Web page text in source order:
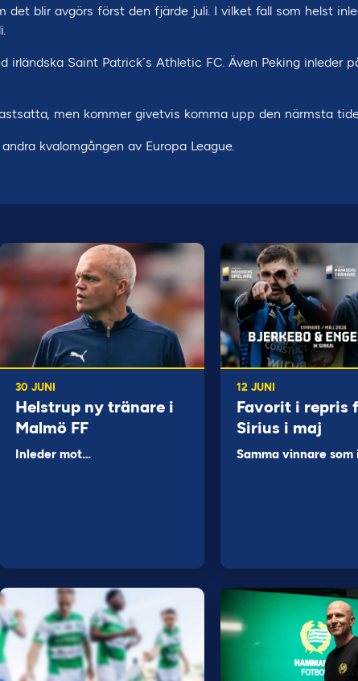
det blir avgörs först den fjärde juli. I vilket fall som helst
irländska Saint Patrick´s Athletic FC. Även Peking inleder
men kommer givetvis komma upp den närmsta
kvalomgången av Europa League.
30 JUNI
Helstrup ny tränare i
Malmö FF
Inleder mot…
12 JUNI
Favorit i repris
Sirius i maj
Samma vinnare som